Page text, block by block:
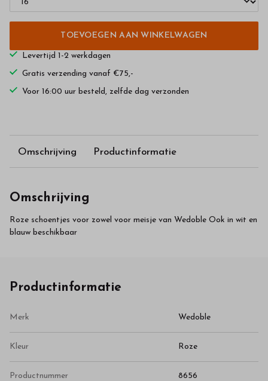
TOEVOEGEN AAN WINKELWAGEN
Levertijd 1-2 werkdagen
Gratis verzending vanaf €75,-
Voor 16:00 uur besteld, zelfde dag verzonden
Omschrijving Productinformatie
Omschrijving
Roze schoentjes voor zowel voor meisje van Wedoble Ook in wit en
blauw beschikbaar
Productinformatie
Merk Wedoble
Kleur Roze
Productnummer 8656